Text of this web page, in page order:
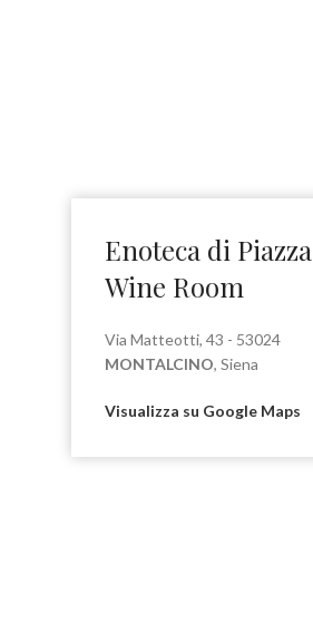
Enoteca di Piazza
Wine Room
Via Matteotti, 43 - 53024
MONTALCINO, Siena
Visualizza su Google Maps